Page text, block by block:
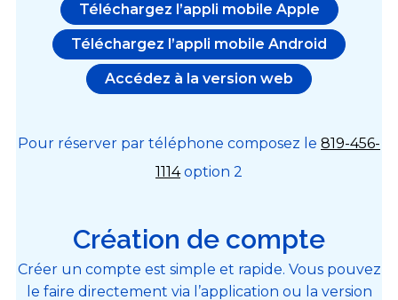
Téléchargez l’appli mobile Apple
Téléchargez l’appli mobile Android
Accédez à la version web
Pour réserver par téléphone composez le 819-456-
1114option 2
Création de compte
Créer un compte est simple et rapide. Vous pouvez
le faire directement via l’application ou la version